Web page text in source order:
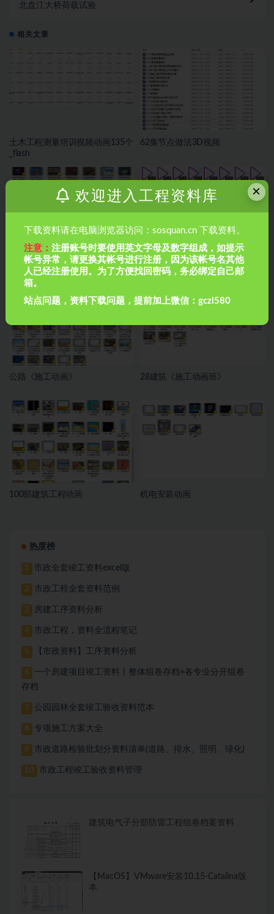
北盘江大桥荷载试验
相关文章
土木工程测量培训视频动画135个
_flash
62集节点做法3D视频
36集BIM动画施工工艺 市政《施工动画》
公路《施工动画》 28建筑《施工动画班》
100部建筑工程动画 机电安装动画
热度榜
1 市政全套竣工资料excel版
2 市政工程全套资料范例
3 房建工序资料分析
4 市政工程，资料全流程笔记
5 【市政资料】工序资料分析
6
一个房建项目竣工资料丨整体组卷存档+各专业分开组卷
存档
7 公园园林全套竣工验收资料范本
8 专项施工方案大全
9 市政道路检验批划分资料清单(道路、排水、照明、绿化)
10 市政工程竣工验收资料管理
建筑电气子分部防雷工程组卷档案资料
【MacOS】VMware安装10.15-Catalina版
本
×
欢迎进入工程资料库
下载资料请在电脑浏览器访问：sosquan.cn 下载资料。
注意：注册账号时要使用英文字母及数字组成，如提示
帐号异常，请更换其帐号进行注册，因为该帐号名其他
人已经注册使用。为了方便找回密码，务必绑定自己邮
箱。
站点问题，资料下载问题，提前加上微信：gczl580